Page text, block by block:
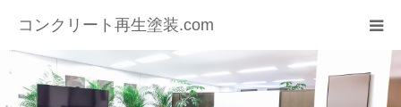
コンクリート再生塗装.com
HOME